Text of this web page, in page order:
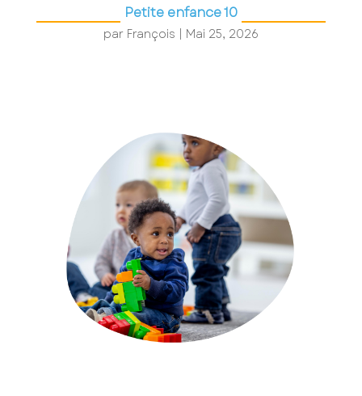
Petite enfance 10
par François Mai 25, 2026